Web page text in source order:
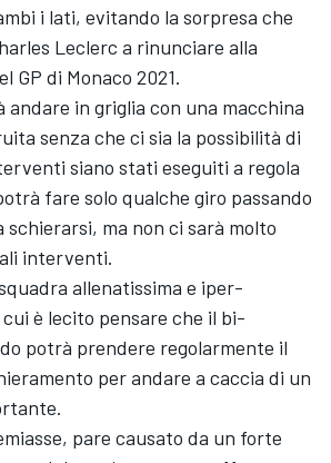
i lati, evitando la sorpresa che
Leclerc a rinunciare alla
GP di Monaco 2021.
andare in griglia con una macchina
senza che ci sia la possibilità di
siano stati eseguiti a regola
fare solo qualche giro passando
schierarsi, ma non ci sarà molto
interventi.
allenatissima e iper-
è lecito pensare che il bi-
potrà prendere regolarmente il
per andare a caccia di un
pare causato da un forte